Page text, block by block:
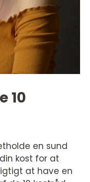
10
en sund
kost for at
at have en